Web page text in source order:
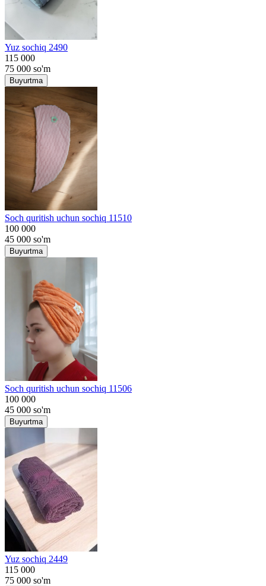
Yuz sochiq 2490
115 000
75 000 so'm
Buyurtma
Soch quritish uchun sochiq 11510
100 000
45 000 so'm
Buyurtma
Soch quritish uchun sochiq 11506
100 000
45 000 so'm
Buyurtma
Yuz sochiq 2449
115 000
75 000 so'm